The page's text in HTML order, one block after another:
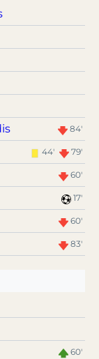
84'
44' 79'
60'
17'
60'
83'
60'